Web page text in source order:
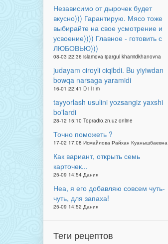
Независимо от дырочек будет
вкусно))) Гарантирую. Мясо тоже
выбирайте на свое усмотрение и
усвоение)))) Главное - готовить с
ЛЮБОВЬЮ)))
08-03 22:36 islamova ipargul khamidkhanovna
judayam ciroyli ciqibdi. Bu yiyiwdan
bowqa narsaga yaramidi
16-01 22:41 D i l i m
tayyorlash usulini yozsangiz yaxshi
bo'lardi
28-12 15:10 Topradio.zn.uz online
Точно поможеть ?
17-02 17:08 Исмайлова Райхан Куанышбаевна
Как вариант, открыть семь
карточек...
25-09 14:54 Дания
Неа, я его добавляю совсем чуть-
чуть, для запаха!
25-09 14:52 Дания
Теги рецептов